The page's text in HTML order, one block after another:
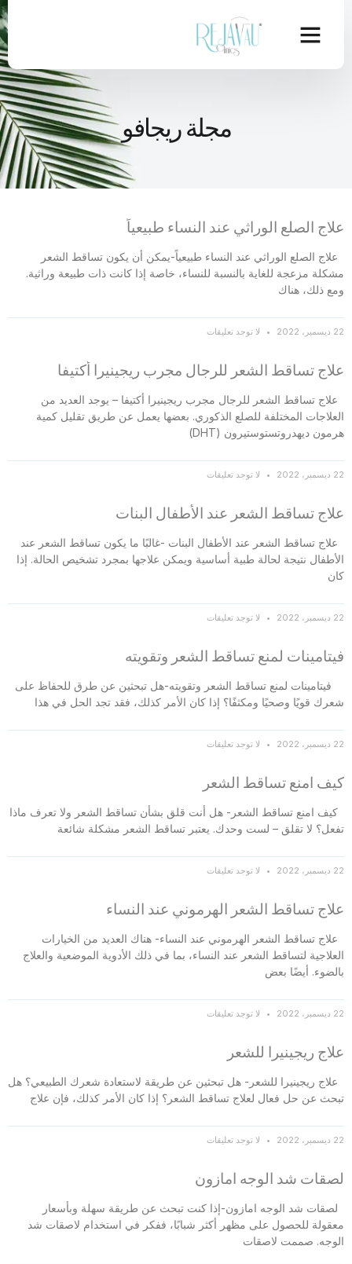
مجلة ريجافو
علاج الصلع الوراثي عند النساء طبيعياً
علاج الصلع الوراثي عند النساء طبيعياً-يمكن أن يكون تساقط الشعر
مشكلة مزعجة للغاية بالنسبة للنساء، خاصة إذا كانت ذات طبيعة وراثية.
ومع ذلك، هناك
22 ديسمبر، 2022 لا توجد تعليقات
علاج تساقط الشعر للرجال مجرب ريجينيرا أكتيفا
علاج تساقط الشعر للرجال مجرب ريجينيرا أكتيفا – يوجد العديد من
العلاجات المختلفة للصلع الذكوري. بعضها يعمل عن طريق تقليل كمية
هرمون ديهدروتستوستيرون (DHT)
22 ديسمبر، 2022 لا توجد تعليقات
علاج تساقط الشعر عند الأطفال البنات
علاج تساقط الشعر عند الأطفال البنات -غالبًا ما يكون تساقط الشعر عند
الأطفال نتيجة لحالة طبية أساسية ويمكن علاجها بمجرد تشخيص الحالة. إذا
كان
22 ديسمبر، 2022 لا توجد تعليقات
فيتامينات لمنع تساقط الشعر وتقويته
فيتامينات لمنع تساقط الشعر وتقويته-هل تبحثين عن طرق للحفاظ على
شعرك قويًا وصحيًا ومكثفًا؟ إذا كان الأمر كذلك، فقد تجد الحل في هذا
22 ديسمبر، 2022 لا توجد تعليقات
كيف امنع تساقط الشعر
كيف امنع تساقط الشعر- هل أنت قلق بشأن تساقط الشعر ولا تعرف ماذا
تفعل؟ لا تقلق – لست وحدك. يعتبر تساقط الشعر مشكلة شائعة
22 ديسمبر، 2022 لا توجد تعليقات
علاج تساقط الشعر الهرموني عند النساء
علاج تساقط الشعر الهرموني عند النساء- هناك العديد من الخيارات
العلاجية لتساقط الشعر عند النساء، بما في ذلك الأدوية الموضعية والعلاج
بالضوء. أيضًا بعض
22 ديسمبر، 2022 لا توجد تعليقات
علاج ريجينيرا للشعر
علاج ريجينيرا للشعر- هل تبحثين عن طريقة لاستعادة شعرك الطبيعي؟ هل
تبحث عن حل فعال لعلاج تساقط الشعر؟ إذا كان الأمر كذلك، فإن علاج
22 ديسمبر، 2022 لا توجد تعليقات
لصقات شد الوجه امازون
لصقات شد الوجه امازون-إذا كنت تبحث عن طريقة سهلة وبأسعار
معقولة للحصول على مظهر أكثر شبابًا، ففكر في استخدام لاصقات شد
الوجه. صممت لاصقات